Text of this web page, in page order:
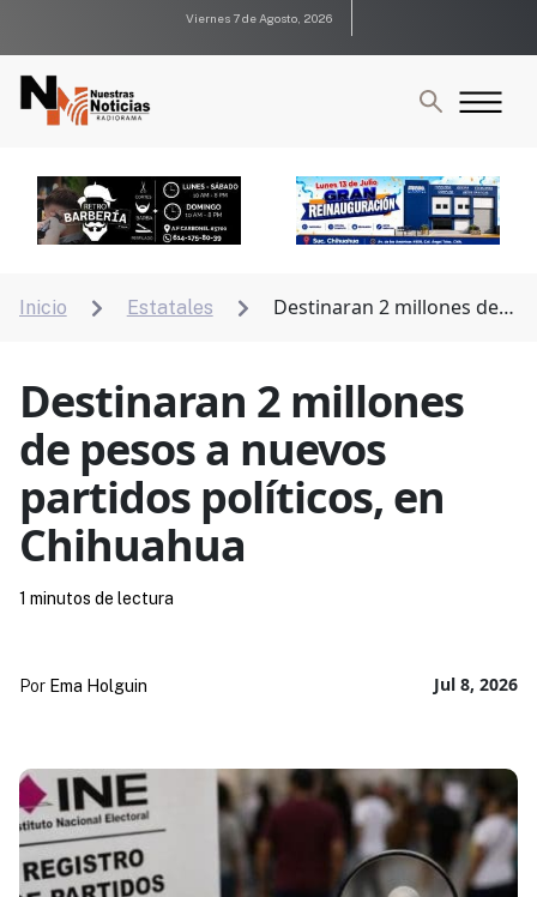
Viernes 7 de Agosto, 2026
Inicio  Estatales 
Destinaran 2 millones de
Destinaran 2 millones
de pesos a nuevos
partidos políticos, en
Chihuahua
Jul 8, 2026
Por Ema Holguin
1 minutos de lectura